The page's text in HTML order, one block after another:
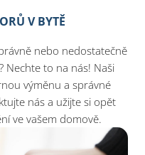
V BYTĚ
nebo nedostatečně
Nechte to na nás! Naši
výměnu a správné
nás a užijte si opět
ve vašem domově.